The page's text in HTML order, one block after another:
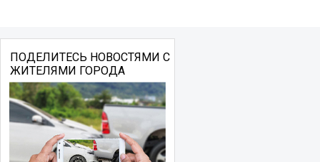
ПОДЕЛИТЕСЬ НОВОСТЯМИ С
ЖИТЕЛЯМИ ГОРОДА